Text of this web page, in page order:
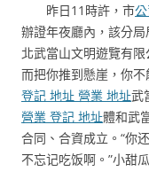
昨日11時許，市
辦證年夜廳內，該分
北武當山文明遊覽有
而把你推到懸崖，你
登記 地址 營業 地址武
營業 登記 地址體和武
合同、合資成立。“你
不忘记吃饭啊。”小甜瓜